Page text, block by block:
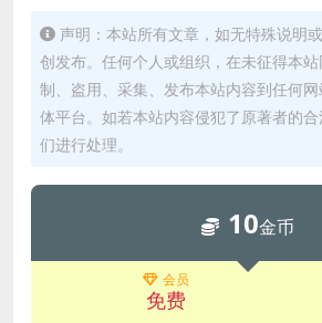
声明：本站所有文章，如无特殊说明
创发布。任何个人或组织，在未征得本
制、盗用、采集、发布本站内容到任何
体平台。如若本站内容侵犯了原著者的
们进行处理。
10金币
会员
免费